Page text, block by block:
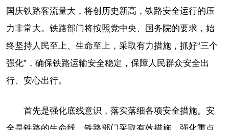
国庆铁路客流量大，将创历史新高，铁路安全运行的压
力非常大。铁路部门将按照党中央、国务院的要求，始
终坚持人民至上、生命至上，采取有力措施，抓好“三个
强化”，确保铁路运输安全稳定，保障人民群众安全出
行、安心出行。
首先是强化底线意识，落实落细各项安全措施。安